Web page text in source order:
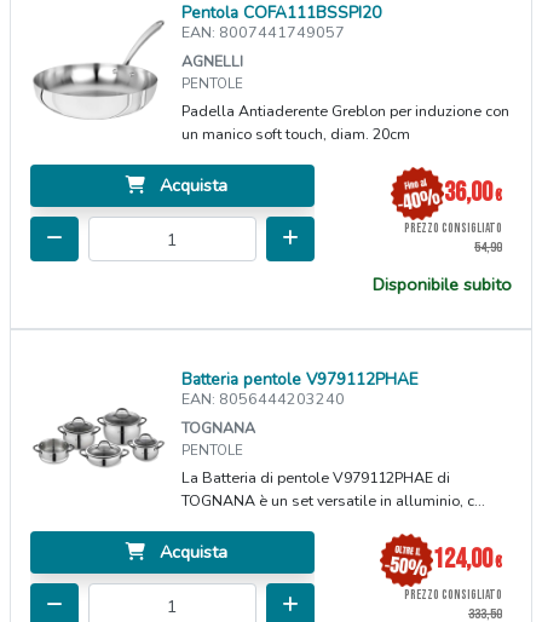
Pentola COFA111BSSPI20
EAN: 8007441749057
AGNELLI
PENTOLE
Padella Antiaderente Greblon per induzione con
un manico soft touch, diam. 20cm
Acquista 36,00€
PREZZO CONSIGLIATO
54,90
Disponibile subito
Batteria pentole V979112PHAE
EAN: 8056444203240
TOGNANA
PENTOLE
La Batteria di pentole V979112PHAE di
TOGNANA è un set versatile in alluminio, c...
Acquista 124,00€
PREZZO CONSIGLIATO
333,50